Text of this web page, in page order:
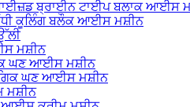
ਬ੍ਰਾਈਨ ਟਾਈਪ ਬਲਾਕ ਆਈਸ
ਕੂਲਿੰਗ ਬਲੌਕ ਆਈਸ ਮਸ਼ੀਨ
ਮਸ਼ੀਨ
ਘਣ ਆਈਸ ਮਸ਼ੀਨ
ਘਣ ਆਈਸ ਮਸ਼ੀਨ
ਮਸ਼ੀਨ